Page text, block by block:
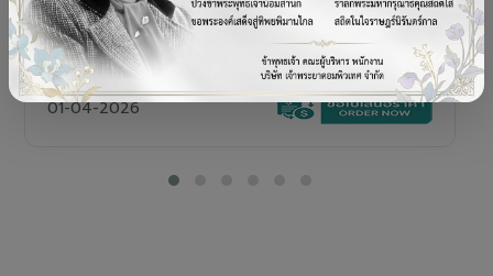
SENOR V+5s
เครื่อง POS All-in-One Touch Screen ดีไซน์พรีเมียม
01-04-2026